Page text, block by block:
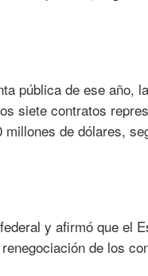
pública de ese año,
siete contratos
de dólares,
y afirmó que el
de los